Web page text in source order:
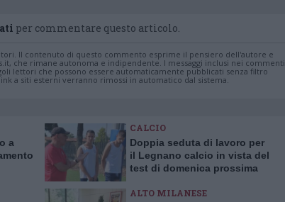
per commentare questo articolo.
Il contenuto di questo commento esprime il pensiero dell'autore e
che rimane autonoma e indipendente. I messaggi inclusi nei commenti
lettori che possono essere automaticamente pubblicati senza filtro
a siti esterni verranno rimossi in automatico dal sistema.
a
CALCIO
Doppia seduta di lavoro per
il Legnano calcio in vista del
test di domenica prossima
ALTO MILANESE